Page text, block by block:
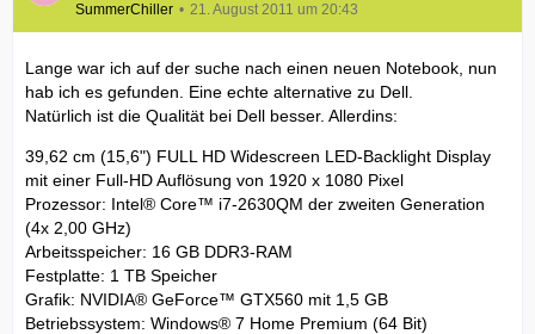
SummerChiller 21. August 2011 um 20:43
Lange war ich auf der suche nach einen neuen Notebook, nun
hab ich es gefunden. Eine echte alternative zu Dell.
Natürlich ist die Qualität bei Dell besser. Allerdins:
39,62 cm (15,6") FULL HD Widescreen LED-Backlight Display
mit einer Full-HD Auflösung von 1920 x 1080 Pixel
Prozessor: Intel® Core™ i7-2630QM der zweiten Generation
(4x 2,00 GHz)
Arbeitsspeicher: 16 GB DDR3-RAM
Festplatte: 1 TB Speicher
Grafik: NVIDIA® GeForce™ GTX560 mit 1,5 GB
Betriebssystem: Windows® 7 Home Premium (64 Bit)